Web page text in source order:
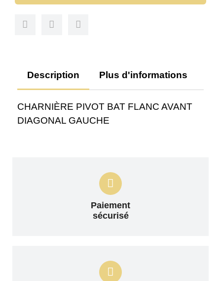
Description Plus d'informations
CHARNIÈRE PIVOT BAT FLANC AVANT
DIAGONAL GAUCHE
Paiement
sécurisé